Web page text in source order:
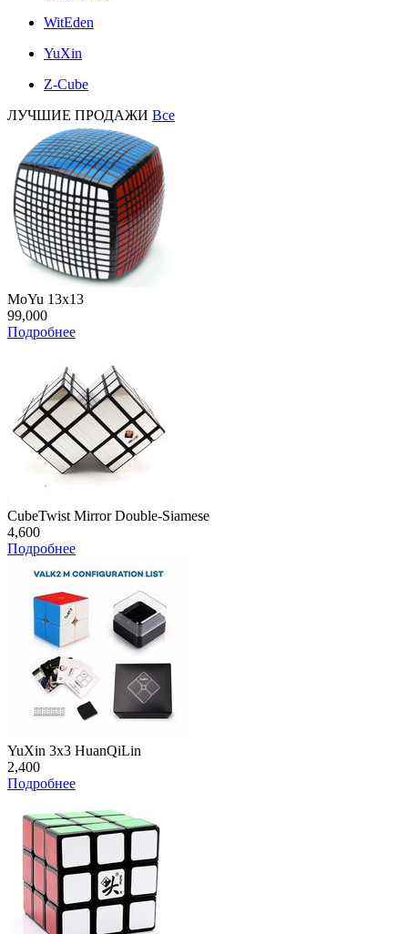
WitEden
YuXin
Z-Cube
ЛУЧШИЕ ПРОДАЖИ Все
MoYu 13x13
99,000
Подробнее
CubeTwist Mirror Double-Siamese
4,600
Подробнее
YuXin 3x3 HuanQiLin
2,400
Подробнее